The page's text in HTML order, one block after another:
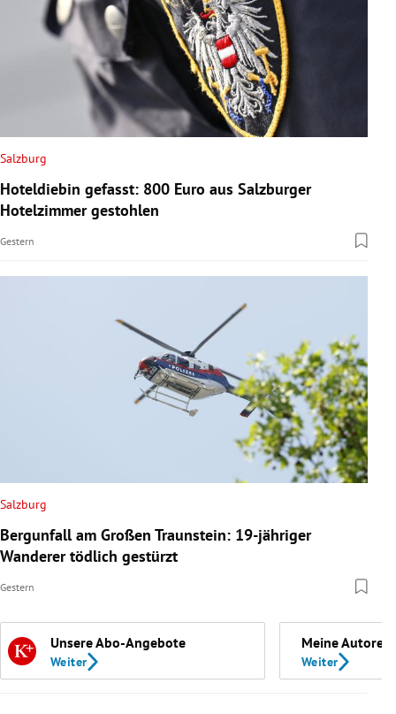
Salzburg
Hoteldiebin gefasst: 800 Euro aus Salzburger
Hotelzimmer gestohlen
Gestern
Salzburg
Bergunfall am Großen Traunstein: 19-jähriger
Wanderer tödlich gestürzt
Gestern
Unsere Abo-Angebote
Weiter
Meine Autoren
Weiter